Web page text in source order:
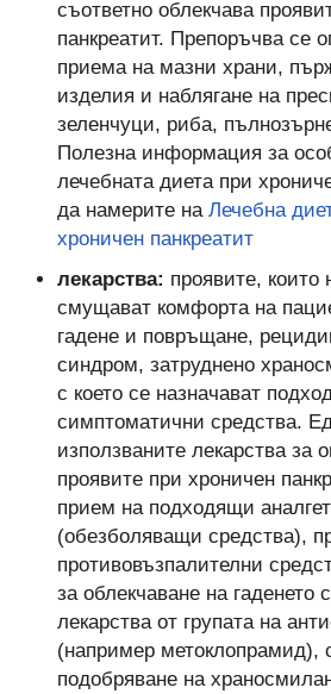
съответно облекчава
панкреатит. Препоръчва се
приема на мазни храни,
изделия и наблягане на
зеленчуци, риба,
Полезна информация за
лечебната диета при
да намерите на Лечебна
хроничен панкреатит
лекарства: проявите, които
смущават комфорта на
гадене и повръщане,
синдром, затруднено
с което се назначават
симптоматични средства.
използваните лекарства за
проявите при хроничен
прием на подходящи
(обезболяващи средства),
противовъзпалителни
за облекчаване на гаденето
лекарства от групата на
(например метоклопрамид),
подобряване на